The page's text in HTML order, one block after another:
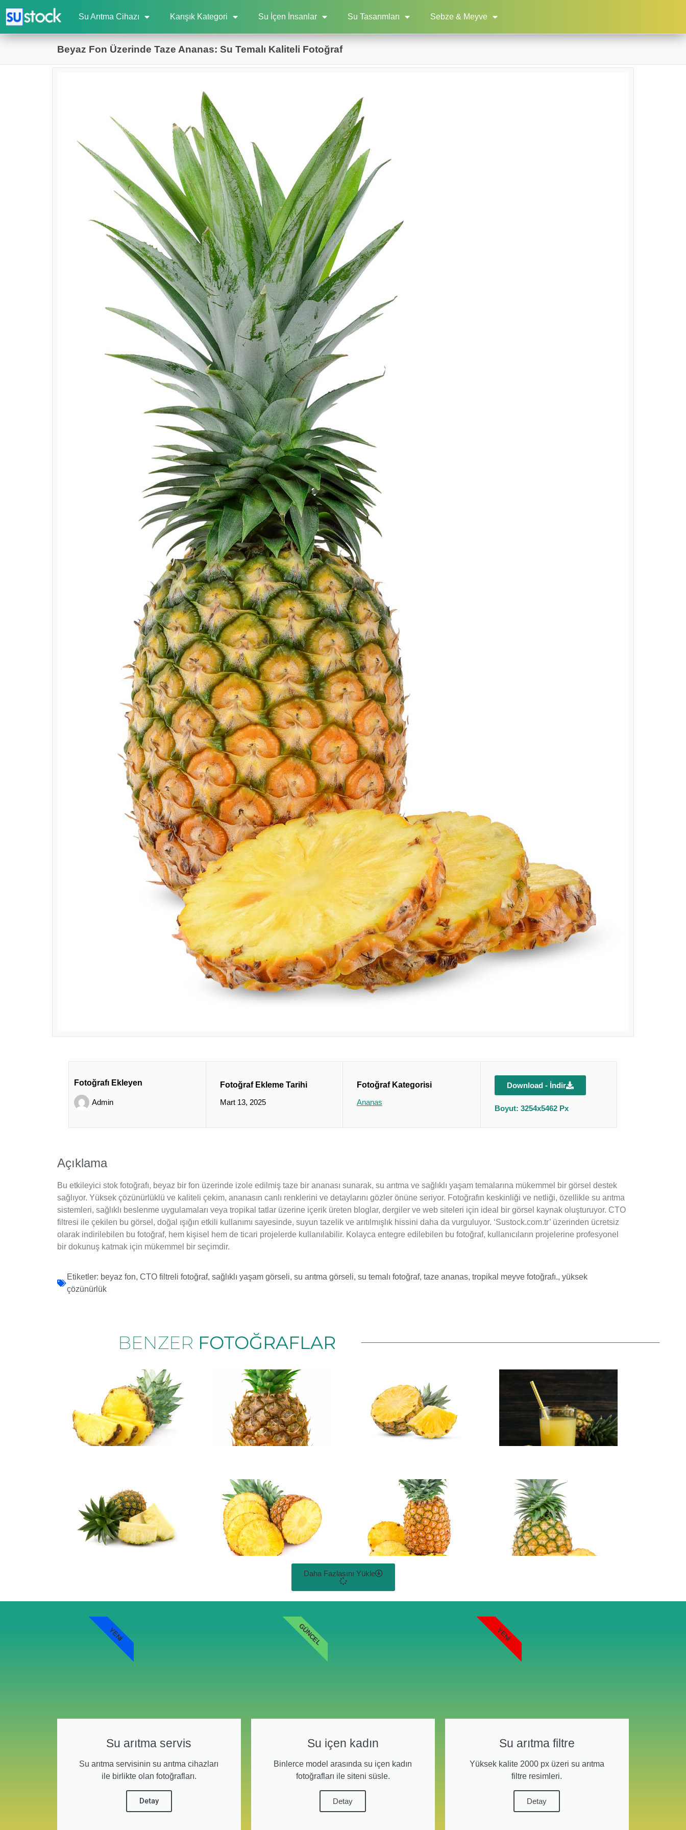
Su Arıtma Cihazı Karışık Kategori Su İçen İnsanlar Su Tasarımları Sebze & Meyve
Beyaz Fon Üzerinde Taze Ananas: Su Temalı Kaliteli Fotoğraf
Fotoğrafı Ekleyen
Admin
Fotoğraf Ekleme Tarihi
Mart 13, 2025
Fotoğraf Kategorisi
Ananas
Download - İndir
Boyut: 3254x5462 Px
Açıklama
Bu etkileyici stok fotoğrafı, beyaz bir fon üzerinde izole edilmiş taze bir ananası sunarak, su arıtma ve sağlıklı yaşam temalarına mükemmel bir görsel destek
sağlıyor. Yüksek çözünürlüklü ve kaliteli çekim, ananasın canlı renklerini ve detaylarını gözler önüne seriyor. Fotoğrafın keskinliği ve netliği, özellikle su arıtma
sistemleri, sağlıklı beslenme uygulamaları veya tropikal tatlar üzerine içerik üreten bloglar, dergiler ve web siteleri için ideal bir görsel kaynak oluşturuyor. CTO
filtresi ile çekilen bu görsel, doğal ışığın etkili kullanımı sayesinde, suyun tazelik ve arıtılmışlık hissini daha da vurguluyor. ‘Sustock.com.tr’ üzerinden ücretsiz
olarak indirilebilen bu fotoğraf, hem kişisel hem de ticari projelerde kullanılabilir. Kolayca entegre edilebilen bu fotoğraf, kullanıcıların projelerine profesyonel
bir dokunuş katmak için mükemmel bir seçimdir.
Etiketler: beyaz fon, CTO filtreli fotoğraf, sağlıklı yaşam görseli, su arıtma görseli, su temalı fotoğraf, taze ananas, tropikal meyve fotoğrafı., yüksek
çözünürlük
BENZER FOTOĞRAFLAR
Daha Fazlasını Yükle
Su arıtma servis
Su arıtma servisinin su arıtma cihazları
ile birlikte olan fotoğrafları.
Detay
YENI
Su içen kadın
Binlerce model arasında su içen kadın
fotoğrafları ile siteni süsle.
Detay
GÜNCEL
Su arıtma filtre
Yüksek kalite 2000 px üzeri su arıtma
filtre resimleri.
Detay
YENI